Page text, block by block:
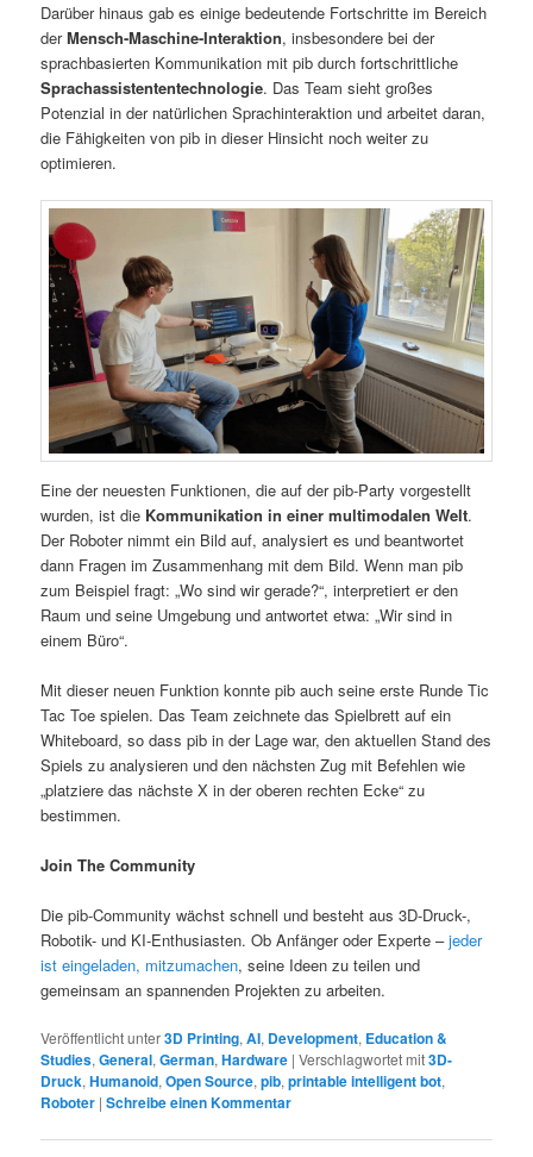
Darüber hinaus gab es einige bedeutende Fortschritte im Bereich
derMensch-Maschine-Interaktion, insbesondere bei der
sprachbasierten Kommunikation mit pib durch fortschrittliche
Sprachassistententechnologie. Das Team sieht großes
Potenzial in der natürlichen Sprachinteraktion und arbeitet daran,
die Fähigkeiten von pib in dieser Hinsicht noch weiter zu
optimieren.
Eine der neuesten Funktionen, die auf der pib-Party vorgestellt
wurden, ist die Kommunikation in einer multimodalen Welt.
Der Roboter nimmt ein Bild auf, analysiert es und beantwortet
dann Fragen im Zusammenhang mit dem Bild. Wenn man pib
zum Beispiel fragt: „Wo sind wir gerade?“, interpretiert er den
Raum und seine Umgebung und antwortet etwa: „Wir sind in
einem Büro“.
Mit dieser neuen Funktion konnte pib auch seine erste Runde Tic
Tac Toe spielen. Das Team zeichnete das Spielbrett auf ein
Whiteboard, so dass pib in der Lage war, den aktuellen Stand des
Spiels zu analysieren und den nächsten Zug mit Befehlen wie
„platziere das nächste X in der oberen rechten Ecke“ zu
bestimmen.
Join The Community
Die pib-Community wächst schnell und besteht aus 3D-Druck-,
Robotik- und KI-Enthusiasten. Ob Anfänger oder Experte –jeder
ist eingeladen, mitzumachen, seine Ideen zu teilen und
gemeinsam an spannenden Projekten zu arbeiten.
Veröffentlicht unter3D Printing,AI, Development, Education &
Studies,General,German,Hardware |Verschlagwortet mit3D-
Druck,Humanoid,Open Source,pib,printable intelligent bot,
Roboter |Schreibe einen Kommentar